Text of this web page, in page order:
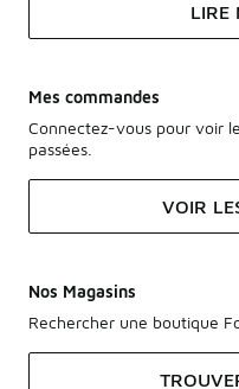
LIRE
Mes commandes
Connectez-vous pour voir
passées.
VOIR
Nos Magasins
Rechercher une boutique